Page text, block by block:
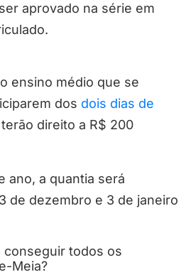
aprovado na série em
ensino médio que se
dos dois dias de
terão direito a R$ 200
ano, a quantia será
de dezembro e 3 de janeiro
conseguir todos os
Meia?